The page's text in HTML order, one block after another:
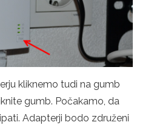
kliknemo tudi na gumb
gumb. Počakamo, da
Adapterji bodo združeni